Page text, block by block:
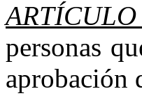
ARTÍCULO
personas
aprobación